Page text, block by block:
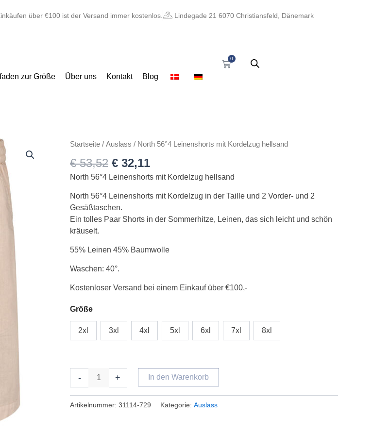
über €100 ist der Versand immer kostenlos.
Lindegade 21 6070 Christiansfeld, Dänemark
zur Größe Über uns Kontakt Blog
0
Warenkorb
Startseite / Auslass / North 56°4 Leinenshorts mit Kordelzug hellsand
€53,52
Ursprünglicher
war:
€ 53,52
€ 32,11
Aktueller
ist:
€ 32,11.
North 56°4 Leinenshorts mit Kordelzug hellsand
North 56°4 Leinenshorts mit Kordelzug in der Taille und 2 Vorder- und 2
Gesäßtaschen.
Ein tolles Paar Shorts in der Sommerhitze, Leinen, das sich leicht und schön
kräuselt.
55% Leinen 45% Baumwolle
Waschen: 40°.
Kostenloser Versand bei einem Einkauf über €100,-
Größe
2xl 3xl 4xl 5xl 6xl 7xl 8xl
-
North
hør
shorts
+ In den Warenkorb
Artikelnummer: 31114-729 Kategorie: Auslass